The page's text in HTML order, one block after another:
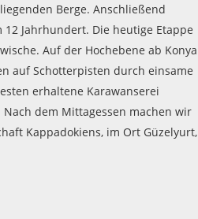
Berge. Anschließend
Jahrhundert. Die heutige Etappe
Auf der Hochebene ab Konya
auf Schotterpisten durch einsame
erhaltene Karawanserei
dem Mittagessen machen wir
Kappadokiens, im Ort Güzelyurt,